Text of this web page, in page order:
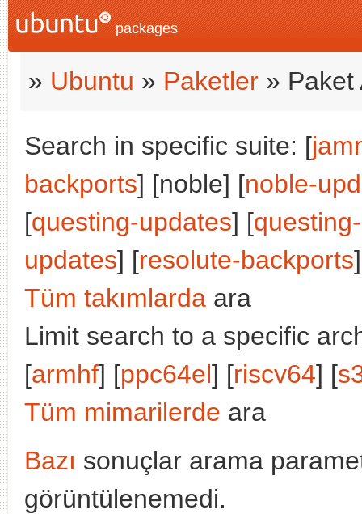
packages
» Ubuntu » Paketler » Paket
Search in specific suite: [
backports] [noble] [noble-
[questing-updates] [
updates] [resolute-backports
Tüm takımlarda ara
Limit search to a specific
[armhf] [ppc64el] [riscv64] [
Tüm mimarilerde ara
Bazı sonuçlar arama
görüntülenemedi.